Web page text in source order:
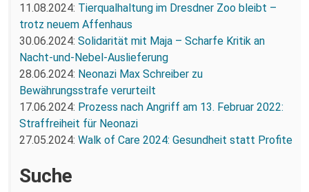
11.08.2024: Tierqualhaltung im Dresdner Zoo bleibt –
trotz neuem Affenhaus
30.06.2024: Solidarität mit Maja – Scharfe Kritik an
Nacht-und-Nebel-Auslieferung
28.06.2024: Neonazi Max Schreiber zu
Bewährungsstrafe verurteilt
17.06.2024: Prozess nach Angriff am 13. Februar 2022:
Straffreiheit für Neonazi
27.05.2024: Walk of Care 2024: Gesundheit statt Profite
Suche